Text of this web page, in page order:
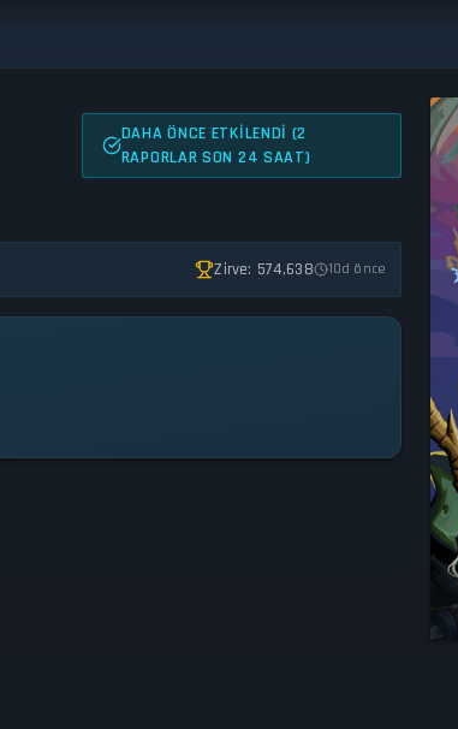
DAHA ÖNCE ETKILENDI (2
RAPORLAR SON 24 SAAT)
Zirve: 574,638 10d önce